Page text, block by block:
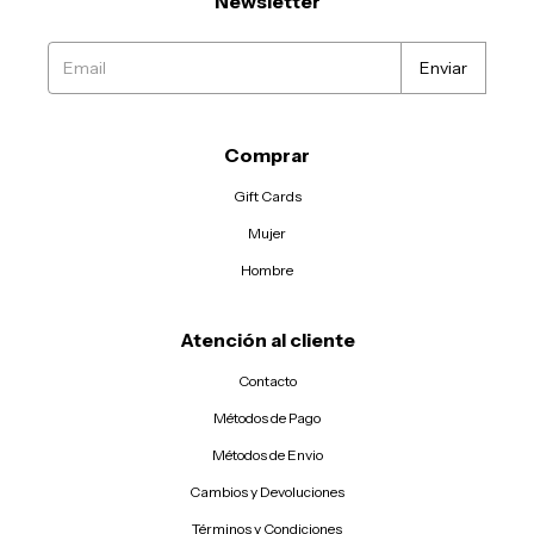
Comprar
Gift Cards
Mujer
Hombre
Atención al cliente
Contacto
Métodos de Pago
Métodos de Envio
Cambios y Devoluciones
Términos y Condiciones